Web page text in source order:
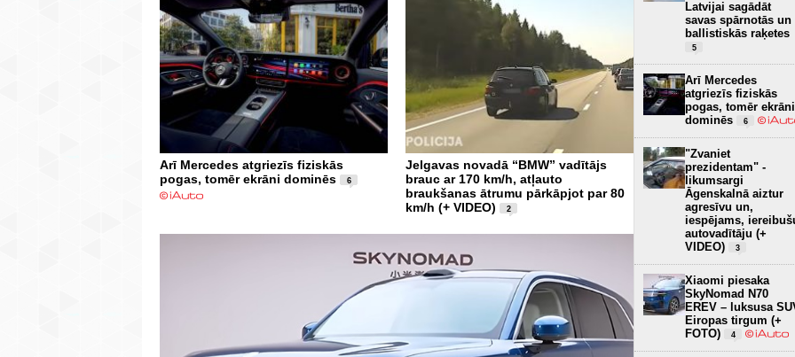
Arī Mercedes atgriezīs fiziskās
pogas, tomēr ekrāni dominēs
6
Jelgavas novadā “BMW” vadītājs
brauc ar 170 km/h, atļauto
braukšanas ātrumu pārkāpjot par 80
km/h (+ VIDEO)
2
Latvijai sagādāt
savas spārnotās un
ballistiskās raķetes
5
Arī Mercedes
atgriezīs fiziskās
pogas, tomēr ekrāni
dominēs
6
"Zvaniet
prezidentam" -
likumsargi
Āgenskalnā aiztur
agresīvu un,
iespējams,
autovadītāju (+
VIDEO)
3
Xiaomi piesaka
SkyNomad N70
EREV – luksusa
Eiropas tirgum (+
FOTO)
4